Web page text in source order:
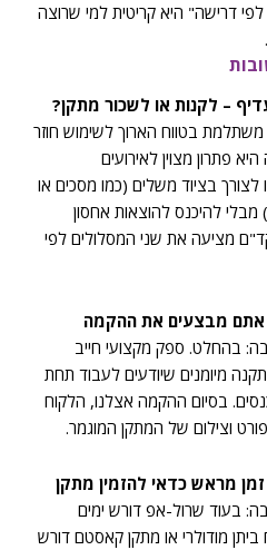
לפי דרישה" היא קריטית למי שרוצה
– לקנות או לשכור מתקן?
משתלמת בטווח הארוך לשימוש חוזר
פתרון מצוין לאירועים
לצורך בציוד משלים (כמו מסכים או
מבלי להיכנס להוצאות אחסון
קד"ם מציעה את שני המסלולים לפי
מבצעים את ההקמה
בהחלט. ספק מקצועי חייב
מיומנים שיודעים לעבוד תחת
בסיום ההקמה אצלנו, הלקוח
וצילום של המתקן המוגמר.
מראש כדאי להזמין מתקן
בעוד שרול-אפ דורש ימים
ביתן מודולרי או מתקן קאסטם דורש